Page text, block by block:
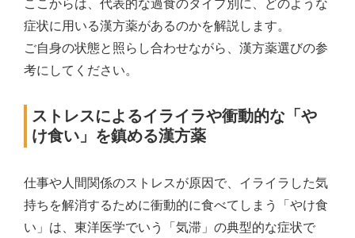
症状に用いる漢方薬があるのかを解説します。
ご自身の状態と照らし合わせながら、漢方薬選びの参
考にしてください。
ストレスによるイライラや衝動的な「や
け食い」を鎮める漢方薬
仕事や人間関係のストレスが原因で、イライラした気
持ちを解消するために衝動的に食べてしまう「やけ食
い」は、東洋医学でいう「気滞」の典型的な症状で